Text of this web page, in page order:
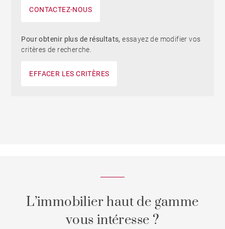
CONTACTEZ-NOUS
Pour obtenir plus de résultats,essayez de modifier vos
critères de recherche.
EFFACER LES CRITÈRES
L’immobilier haut de gamme
vous intéresse ?